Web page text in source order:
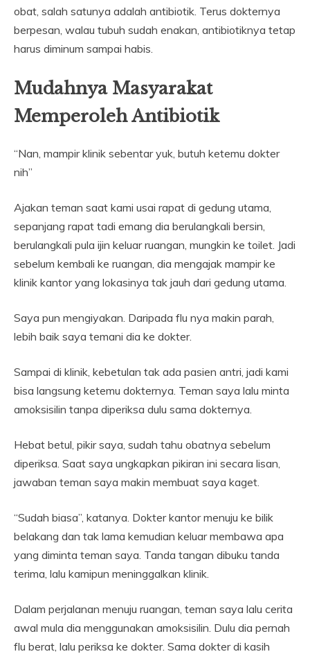
obat, salah satunya adalah antibiotik. Terus dokternya
berpesan, walau tubuh sudah enakan, antibiotiknya tetap
harus diminum sampai habis.
Mudahnya Masyarakat
Memperoleh Antibiotik
“Nan, mampir klinik sebentar yuk, butuh ketemu dokter
nih”
Ajakan teman saat kami usai rapat di gedung utama,
sepanjang rapat tadi emang dia berulangkali bersin,
berulangkali pula ijin keluar ruangan, mungkin ke toilet. Jadi
sebelum kembali ke ruangan, dia mengajak mampir ke
klinik kantor yang lokasinya tak jauh dari gedung utama.
Saya pun mengiyakan. Daripada flu nya makin parah,
lebih baik saya temani dia ke dokter.
Sampai di klinik, kebetulan tak ada pasien antri, jadi kami
bisa langsung ketemu dokternya. Teman saya lalu minta
amoksisilin tanpa diperiksa dulu sama dokternya.
Hebat betul, pikir saya, sudah tahu obatnya sebelum
diperiksa. Saat saya ungkapkan pikiran ini secara lisan,
jawaban teman saya makin membuat saya kaget.
“Sudah biasa”, katanya. Dokter kantor menuju ke bilik
belakang dan tak lama kemudian keluar membawa apa
yang diminta teman saya. Tanda tangan dibuku tanda
terima, lalu kamipun meninggalkan klinik.
Dalam perjalanan menuju ruangan, teman saya lalu cerita
awal mula dia menggunakan amoksisilin. Dulu dia pernah
flu berat, lalu periksa ke dokter. Sama dokter di kasih